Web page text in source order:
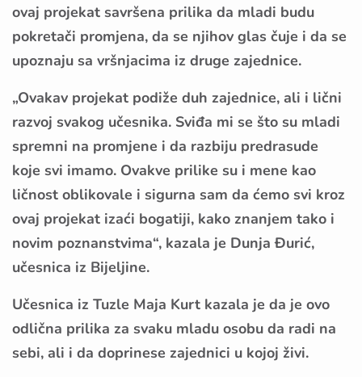
ovaj projekat savršena prilika da mladi budu
pokretači promjena, da se njihov glas čuje i da se
upoznaju sa vršnjacima iz druge zajednice.
„Ovakav projekat podiže duh zajednice, ali i lični
razvoj svakog učesnika. Sviđa mi se što su mladi
spremni na promjene i da razbiju predrasude
koje svi imamo. Ovakve prilike su i mene kao
ličnost oblikovale i sigurna sam da ćemo svi kroz
ovaj projekat izaći bogatiji, kako znanjem tako i
novim poznanstvima“, kazala je Dunja Đurić,
učesnica iz Bijeljine.
Učesnica iz Tuzle Maja Kurt kazala je da je ovo
odlična prilika za svaku mladu osobu da radi na
sebi, ali i da doprinese zajednici u kojoj živi.